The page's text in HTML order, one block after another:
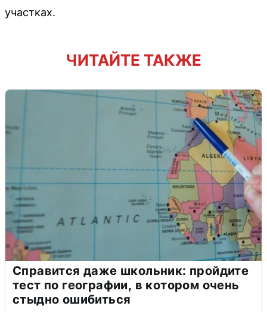
участках.
ЧИТАЙТЕ ТАКЖЕ
Справится даже школьник: пройдите
тест по географии, в котором очень
стыдно ошибиться